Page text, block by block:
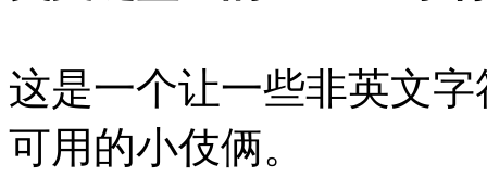
这是一个让一些非英文
可用的小伎俩。